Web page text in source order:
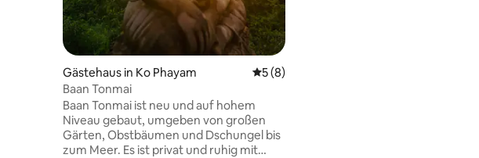
Gästehaus in Ko Phayam Durchschnittliche Bewertung: 5 von 5, 8
5 (8)
Baan Tonmai
Baan Tonmai ist neu und auf hohem
Niveau gebaut, umgeben von großen
Gärten, Obstbäumen und Dschungel bis
zum Meer. Es ist privat und ruhig mit